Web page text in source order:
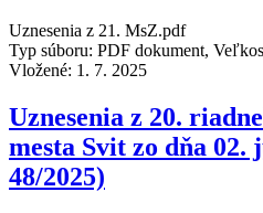
Uznesenia z 21. MsZ.pdf
Typ súboru: PDF dokument,
Vložené: 1. 7. 2025
Uznesenia z 20.
mesta Svit zo dňa 02.
48/2025)